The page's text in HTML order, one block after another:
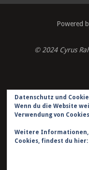
Powered
© 2024 Cyrus
Datenschutz und
Wenn du die Website
Verwendung von
Weitere Informationen,
Cookies, findest du hier: